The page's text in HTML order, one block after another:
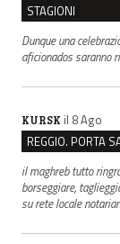
STAGIONI
Dunque una
aficionados saranno
KURSK il 8 Ago
il maghreb tutto
borseggiare,
su rete locale